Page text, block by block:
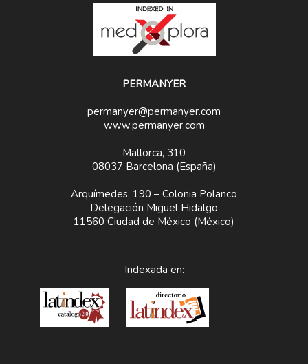
PERMANYER
permanyer@permanyer.com
www.permanyer.com
Mallorca, 310
08037 Barcelona (España)
Arquímedes, 190 – Colonia Polanco
Delegación Miguel Hidalgo
11560 Ciudad de México (México)
Indexada en: